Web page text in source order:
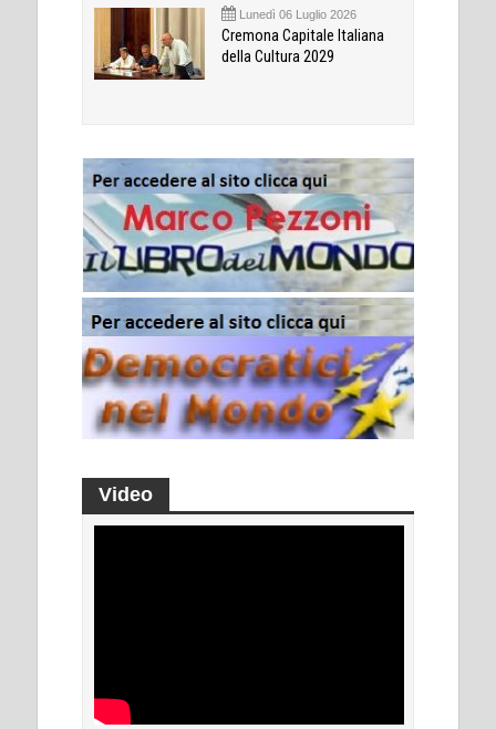
Lunedì 06 Luglio 2026
Cremona Capitale Italiana
della Cultura 2029
Video